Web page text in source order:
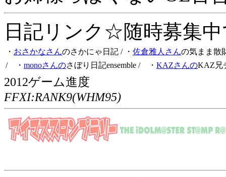
日記リンク☆随時募集
・ おさかなさんのさかにゃ日記 / ・ 佐倉雅人さんの気まま散
/ ・ monoさんのさぼり日記ensemble / ・ KAZさんのKAZ兄
2012ゲーム進度
FFXI:RANK9(WHM95)